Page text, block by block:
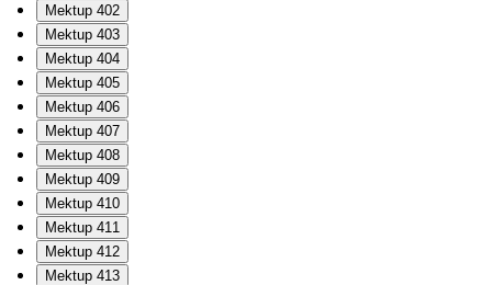
Mektup 402
Mektup 403
Mektup 404
Mektup 405
Mektup 406
Mektup 407
Mektup 408
Mektup 409
Mektup 410
Mektup 411
Mektup 412
Mektup 413